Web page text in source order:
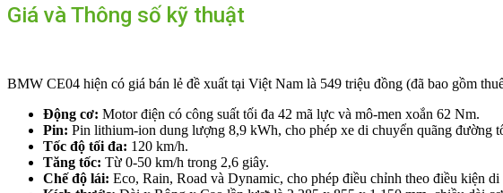
Giá và Thông số kỹ thuật
BMW CE04 hiện có giá bán lẻ đề xuất tại Việt Nam là 549 triệu đồng (đã bao gồm
Động cơ: Motor điện có công suất tối đa 42 mã lực và mô-men xoắn 62 Nm.
Pin: Pin lithium-ion dung lượng 8,9 kWh, cho phép xe di chuyển quãng đường
Tốc độ tối đa: 120 km/h.
Tăng tốc: Từ 0-50 km/h trong 2,6 giây.
Chế độ lái: Eco, Rain, Road và Dynamic, cho phép điều chỉnh theo điều kiện di